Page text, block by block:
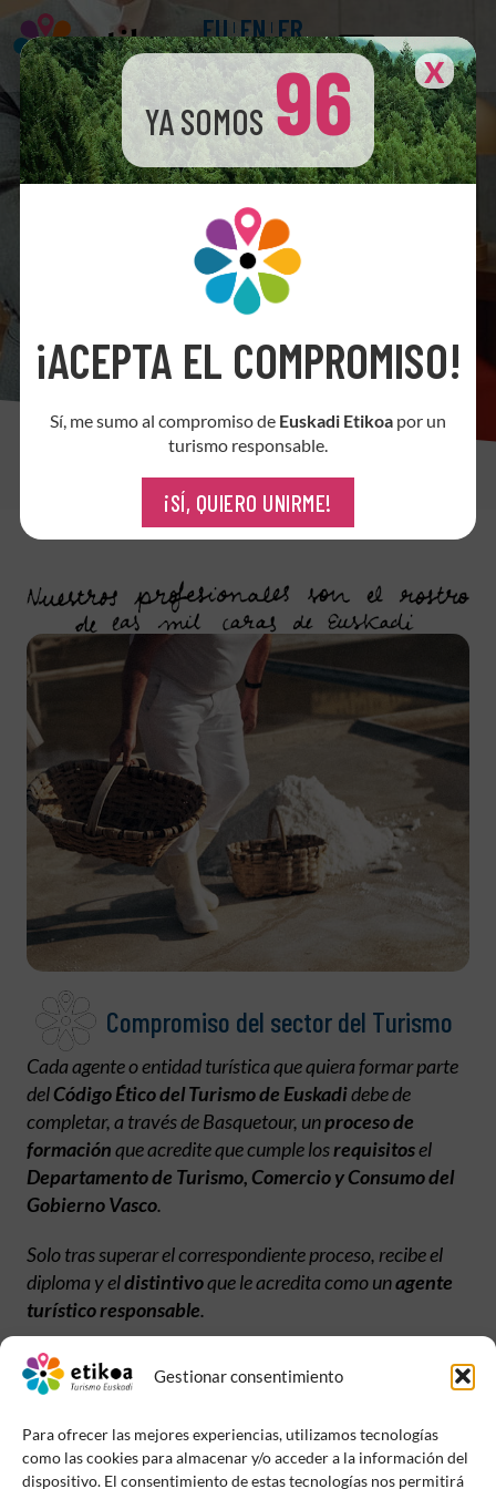
Gestionar consentimiento
Para ofrecer las mejores experiencias, utilizamos tecnologías
como las cookies para almacenar y/o acceder a la información del
dispositivo. El consentimiento de estas tecnologías nos permitirá
EU EN FR
Compromiso del sector
Compromiso del sector del Turismo
Cada agente o entidad turística que quiera formar parte
delCódigo Ético del Turismo de Euskadidebe de
completar, a través de Basquetour, unproceso de
formaciónque acredite que cumple losrequisitosel
Departamento de Turismo, Comercio y Consumo del
Gobierno Vasco.
Solo tras superar el correspondiente proceso, recibe el
diploma y eldistintivoque le acredita como unagente
turístico responsable.
Además, dispone de
acompañamientocontinuo para mantener su
YA SOMOS 96 X
¡ACEPTA EL COMPROMISO!
Sí, me sumo al compromiso de Euskadi Etikoapor un
turismo responsable.
¡SÍ, QUIERO UNIRME!